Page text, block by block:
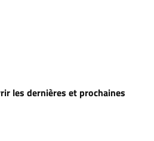
les dernières et prochaines